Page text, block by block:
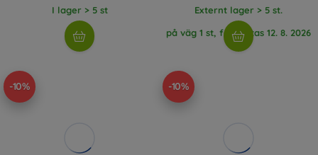
I lager > 5 st
Externt lager > 5 st.
på väg 1 st, förväntas 12. 8. 2026
-10% -10%